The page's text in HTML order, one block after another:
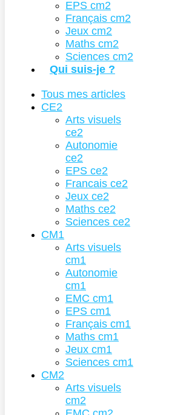
EPS cm2
Français cm2
Jeux cm2
Maths cm2
Sciences cm2
Qui suis-je ?
Tous mes articles
CE2
Arts visuels
ce2
Autonomie
ce2
EPS ce2
Francais ce2
Jeux ce2
Maths ce2
Sciences ce2
CM1
Arts visuels
cm1
Autonomie
cm1
EMC cm1
EPS cm1
Français cm1
Maths cm1
Jeux cm1
Sciences cm1
CM2
Arts visuels
cm2